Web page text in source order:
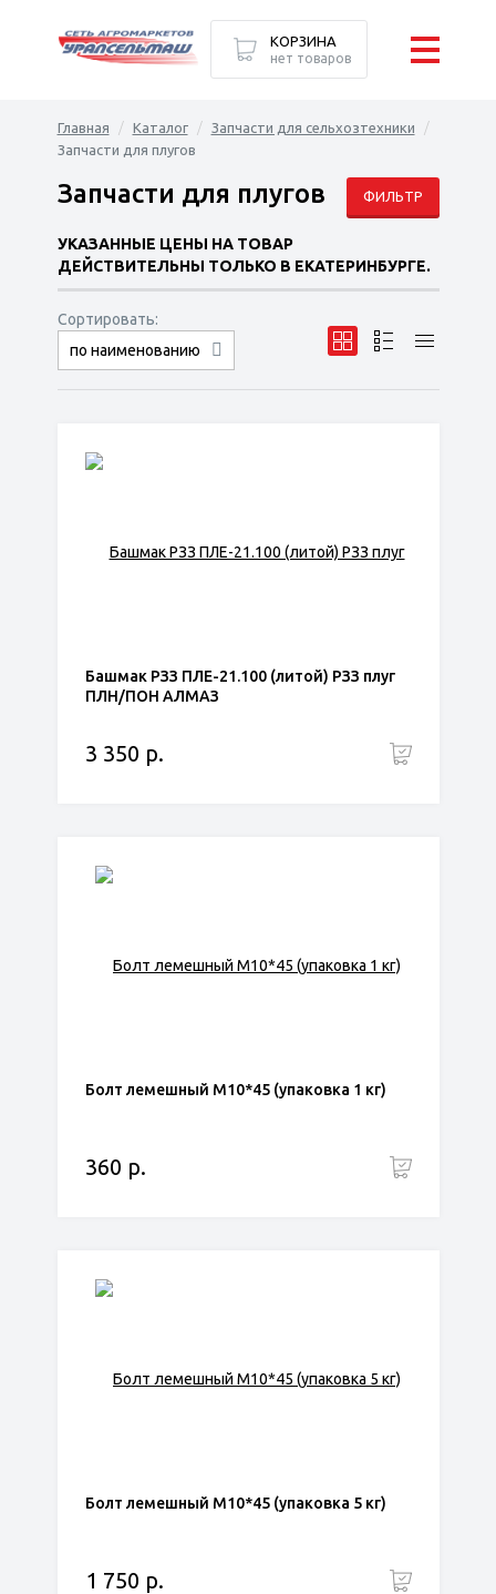
Главная Каталог
Запчасти для сельхозтехники
Запчасти для плугов
ФИЛЬТР
Запчасти для плугов
УКАЗАННЫЕ ЦЕНЫ НА ТОВАР
ДЕЙСТВИТЕЛЬНЫ ТОЛЬКО В ЕКАТЕРИНБУРГЕ.
Сортировать:
по наименованию
сначала дешёвые
сначала дорогие
Башмак РЗЗ ПЛЕ-21.100 (литой) РЗЗ плуг
ПЛН/ПОН АЛМАЗ
3 350 р.
Болт лемешный М10*45 (упаковка 1 кг)
360 р.
Болт лемешный М10*45 (упаковка 5 кг)
1 750 р.
КОРЗИНА
нет товаров